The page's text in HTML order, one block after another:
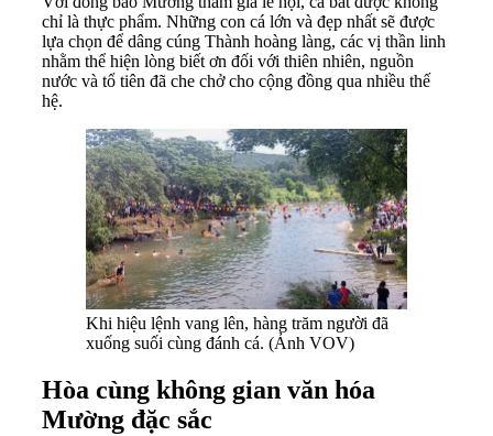
chỉ là thực phẩm. Những con cá lớn và đẹp nhất sẽ được
lựa chọn để dâng cúng Thành hoàng làng, các vị thần linh
nhằm thể hiện lòng biết ơn đối với thiên nhiên, nguồn
nước và tổ tiên đã che chở cho cộng đồng qua nhiều thế
hệ.
Khi hiệu lệnh vang lên, hàng trăm người đã
xuống suối cùng đánh cá. (Ảnh VOV)
Hòa cùng không gian văn hóa
Mường đặc sắc